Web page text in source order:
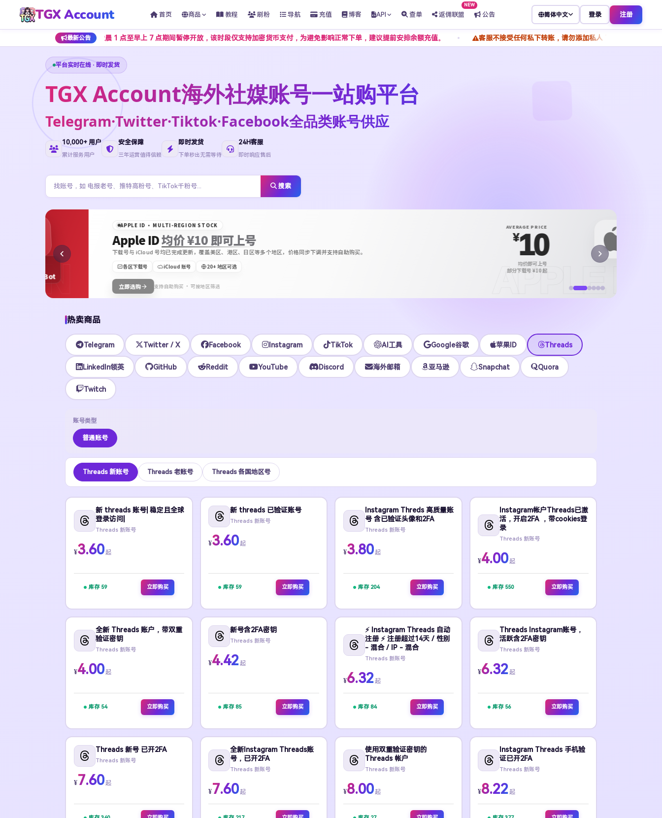
TGX Account 首页 商品 教程 刷粉 导航 充值 博客 API 查单 返佣联盟
NEW
公告 简体中文 登录 注册
最新公告
单通道将在每日凌晨 1 点至早上 7 点期间暂停开放，该时段仅支持加密货币支付，为避免影响正常下单，建议提前安排余额充值。 客服不接受任何私下转账，请勿添加私人 TG 转账付款，谨防骗子冒充客
平台实时在线 · 即时发货
TGX Account海外社媒账号一站购平台
Telegram·Twitter·Tiktok·Facebook全品类账号供应
10,000+ 用户
累计服务用户
安全保障
三年运营值得信赖
即时发货
下单秒出无需等待
24H客服
即时响应售后
搜索
APPLE ID · MULTI-REGION STOCK
Apple ID均价 ¥10 即可上号
下载号与 iCloud 号均已完成更新，覆盖美区、港区、日区等多个地区，价格同步下调并支持自助购买。
iCloud 账号 20+ 地区可选
支持自助购买 · 可按地区筛选 APPLE ID
STOCK
热卖商品
Telegram Twitter / X Facebook Instagram TikTok AI工具 Google谷歌 苹果ID Threads
LinkedIn领英 GitHub Reddit YouTube Discord 海外邮箱 亚马逊 Snapchat Quora
Twitch
账号类型
普通账号
Threads 新账号 Threads 老账号 Threads 各国地区号
新 threads 账号| 稳定且全球
登录访问|
Threads 新账号
¥3.60起
库存 59 立即购买
新 threads 已验证账号
Threads 新账号
¥3.60起
库存 59 立即购买
Instagram Threds 高质量账
号 含已验证头像和2FA
Threads 新账号
¥3.80起
库存 204 立即购买
Instagram帐户Threads已激
活，开启2FA ，带cookies登
录
Threads 新账号
¥4.00起
库存 550 立即购买
全新 Threads 账户，带双重
验证密钥
Threads 新账号
¥4.00起
库存 54 立即购买
新号含2FA密钥
Threads 新账号
¥4.42起
库存 85 立即购买
⚡️ Instagram Threads 自动
注册 ⚡️ 注册超过14天 / 性别
- 混合 / IP - 混合
Threads 新账号
¥6.32起
库存 84 立即购买
Threads Instagram账号，
活跃含2FA密钥
Threads 新账号
¥6.32起
库存 56 立即购买
Threads 新号 已开2FA
Threads 新账号
¥7.60起
全新Instagram Threads账
号，已开2FA
Threads 新账号
¥7.60起
使用双重验证密钥的
Threads 帐户
Threads 新账号
¥8.00起
Instagram Threads 手机验
证已开2FA
Threads 新账号
¥8.22起